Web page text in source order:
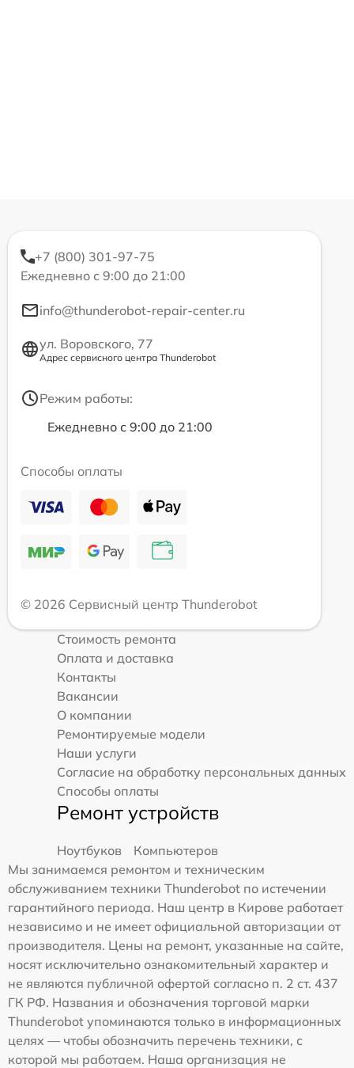
+7 (800) 301-97-75
Ежедневно с 9:00 до 21:00
info@thunderobot-repair-center.ru
ул. Воровского, 77
Адрес сервисного центра Thunderobot
Режим работы:
Ежедневно с 9:00 до 21:00
Способы оплаты
© 2026 Сервисный центр Thunderobot
Стоимость ремонта
Оплата и доставка
Контакты
Вакансии
О компании
Ремонтируемые модели
Наши услуги
Согласие на обработку персональных данных
Способы оплаты
Ремонт устройств
Ноутбуков
Компьютеров
Мы занимаемся ремонтом и техническим
обслуживанием техники Thunderobot по истечении
гарантийного периода. Наш центр в Кирове работает
независимо и не имеет официальной авторизации от
производителя. Цены на ремонт, указанные на сайте,
носят исключительно ознакомительный характер и
не являются публичной офертой согласно п. 2 ст. 437
ГК РФ. Названия и обозначения торговой марки
Thunderobot упоминаются только в информационных
целях — чтобы обозначить перечень техники, с
которой мы работаем. Наша организация не